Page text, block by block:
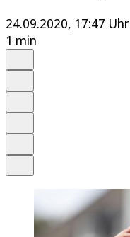
24.09.2020, 17:47 Uhr
1 min